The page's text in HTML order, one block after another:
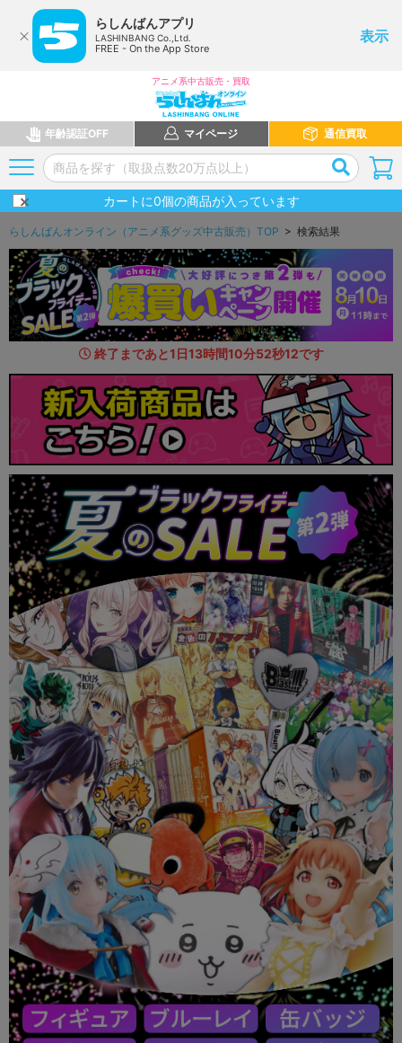
らしんばんアプリ
LASHINBANG Co.,Ltd.
FREE - On the App Store
表示
アニメ系中古販売・買取
年齢認証OFF マイページ 通信買取
カートに0個の商品が入っています
らしんばんオンライン（アニメ系グッズ中古販売）TOP > 検索結果
終了まであと1日13時間10分50秒77です